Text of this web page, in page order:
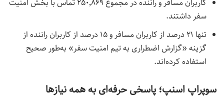
کاربران مسافر و راننده در مجموع ۲۵۰٬۸۶۹ تماس با بخش امنیت
سفر داشتند.
تنها ۲۱ درصد از کاربران مسافر و
۱۵ درصد از کاربران راننده از
گزینه «گزارش اضطراری به تیم امنیت سفر» به‌طور صحیح
استفاده کرده‌اند.
سوپراپ اسنپ؛ پاسخی حرفه‌ای به همه نیازها